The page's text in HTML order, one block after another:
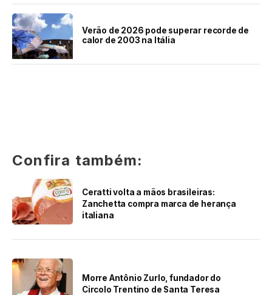
Verão de 2026 pode superar recorde de
calor de 2003 na Itália
Confira também:
Ceratti volta a mãos brasileiras:
Zanchetta compra marca de herança
italiana
Morre Antônio Zurlo, fundador do
Circolo Trentino de Santa Teresa